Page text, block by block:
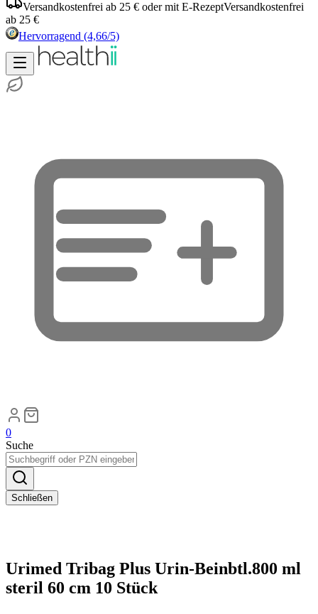
Versandkostenfrei ab 25 € oder mit E-RezeptVersandkostenfrei
ab 25 €
Hervorragend (4,66/5)
0
Suche
Schließen
Urimed Tribag Plus Urin-Beinbtl.800 ml
steril 60 cm 10 Stück